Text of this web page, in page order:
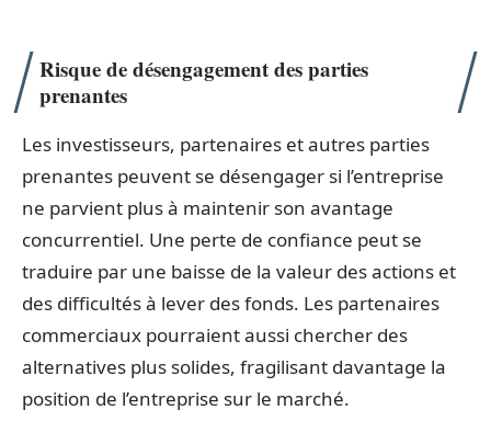
Risque de désengagement des parties
prenantes
Les investisseurs, partenaires et autres parties
prenantes peuvent se désengager si l’entreprise
ne parvient plus à maintenir son avantage
concurrentiel. Une perte de confiance peut se
traduire par une baisse de la valeur des actions et
des difficultés à lever des fonds. Les partenaires
commerciaux pourraient aussi chercher des
alternatives plus solides, fragilisant davantage la
position de l’entreprise sur le marché.